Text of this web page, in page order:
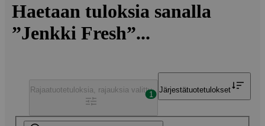
Haetaan tuloksia sanalla
”Jenkki Fresh”...
Rajaatuotetuloksia, rajauksia valittu
1
Järjestätuotetulokset